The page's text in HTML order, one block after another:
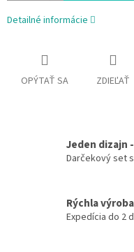
Detailné informácie
OPÝTAŤ SA ZDIEĽAŤ
Jeden dizajn
Darčekový set
Rýchla výroba
Expedícia do 2